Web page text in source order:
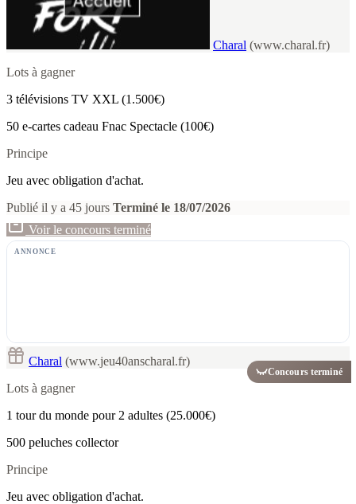
Charal (www.charal.fr)
Lots à gagner
3 télévisions TV XXL (1.500€)
50 e-cartes cadeau Fnac Spectacle (100€)
Principe
Jeu avec obligation d'achat.
Publié il y a 45 jours Terminé le 18/07/2026
Voir le concours terminé
ANNONCE
Concours terminé
Charal (www.jeu40anscharal.fr)
Lots à gagner
1 tour du monde pour 2 adultes (25.000€)
500 peluches collector
Principe
Jeu avec obligation d'achat.